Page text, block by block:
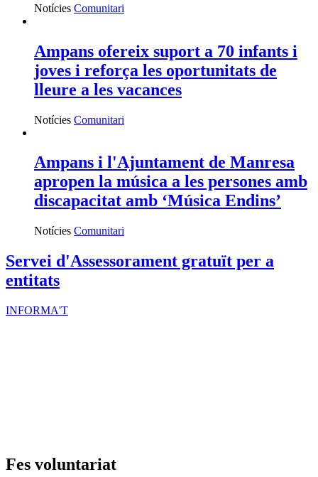
Notícies Comunitari
Ampans ofereix suport a 70 infants i
joves i reforça les oportunitats de
lleure a les vacances
Notícies Comunitari
Ampans i l'Ajuntament de Manresa
apropen la música a les persones amb
discapacitat amb ‘Música Endins’
Notícies Comunitari
Servei d'Assessorament gratuït per a
entitats
INFORMA'T
Fes voluntariat